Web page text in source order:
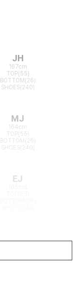
JH
167cm
TOP(55)
BOTTOM(26)
SHOES(240)
MJ
164cm
TOP(55)
BOTTOM(26)
EJ